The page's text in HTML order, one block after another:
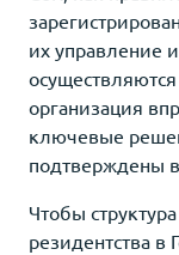
их управление
организация
ключевые
подтверждены
Чтобы
резидентства в